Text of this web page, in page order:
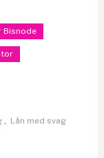
Bisnode
, Lån med svag